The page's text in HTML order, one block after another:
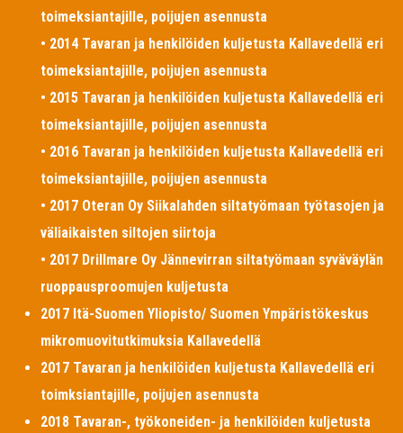
toimeksiantajille, poijujen asennusta
• 2014 Tavaran ja henkilöiden kuljetusta Kallavedellä eri
toimeksiantajille, poijujen asennusta
• 2015 Tavaran ja henkilöiden kuljetusta Kallavedellä eri
toimeksiantajille, poijujen asennusta
• 2016 Tavaran ja henkilöiden kuljetusta Kallavedellä eri
toimeksiantajille, poijujen asennusta
• 2017 Oteran Oy Siikalahden siltatyömaan työtasojen ja
väliaikaisten siltojen siirtoja
• 2017 Drillmare Oy Jännevirran siltatyömaan syväväylän
ruoppausproomujen kuljetusta
2017 Itä-Suomen Yliopisto/ Suomen Ympäristökeskus
mikromuovitutkimuksia Kallavedellä
2017 Tavaran ja henkilöiden kuljetusta Kallavedellä eri
toimksiantajille, poijujen asennusta
2018 Tavaran-, työkoneiden- ja henkilöiden kuljetusta